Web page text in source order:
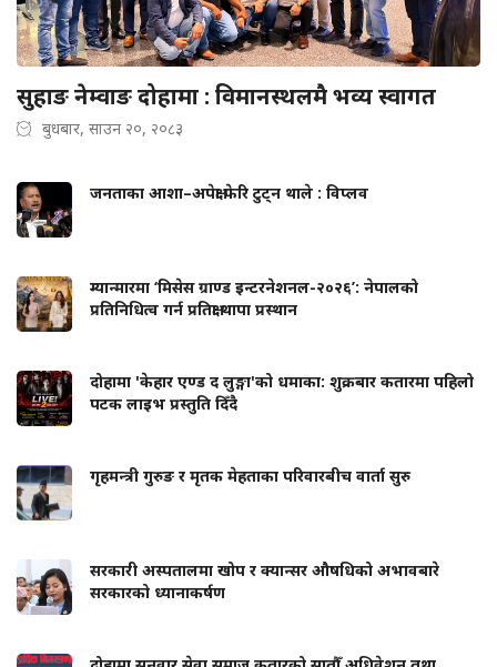
सुहाङ नेम्वाङ दोहामा : विमानस्थलमै भव्य स्वागत
बुधबार, साउन २०, २०८३
जनताका आशा–अपेक्षा फेरि टुट्न थाले : विप्लव
म्यान्मारमा ‘मिसेस ग्राण्ड इन्टरनेशनल-२०२६’: नेपालको
प्रतिनिधित्व गर्न प्रतिक्षा थापा प्रस्थान
दोहामा 'केहार एण्ड द लुङ्गा'को धमाका: शुक्रबार कतारमा पहिलो
पटक लाइभ प्रस्तुति दिँदै
गृहमन्त्री गुरुङ र मृतक मेहताका परिवारबीच वार्ता सुरु
सरकारी अस्पतालमा खोप र क्यान्सर औषधिको अभावबारे
सरकारको ध्यानाकर्षण